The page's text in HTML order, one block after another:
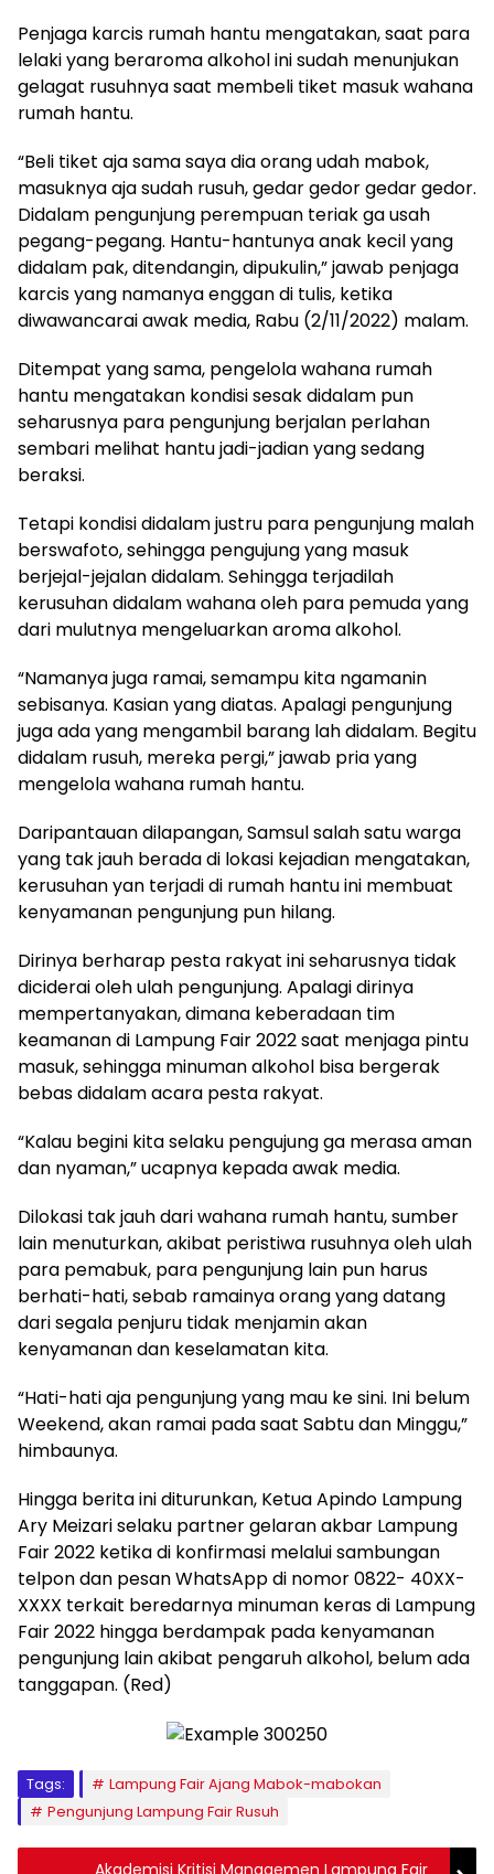
Penjaga karcis rumah hantu mengatakan, saat para
lelaki yang beraroma alkohol ini sudah menunjukan
gelagat rusuhnya saat membeli tiket masuk wahana
rumah hantu.
“Beli tiket aja sama saya dia orang udah mabok,
masuknya aja sudah rusuh, gedar gedor gedar gedor.
Didalam pengunjung perempuan teriak ga usah
pegang-pegang. Hantu-hantunya anak kecil yang
didalam pak, ditendangin, dipukulin,” jawab penjaga
karcis yang namanya enggan di tulis, ketika
diwawancarai awak media, Rabu (2/11/2022) malam.
Ditempat yang sama, pengelola wahana rumah
hantu mengatakan kondisi sesak didalam pun
seharusnya para pengunjung berjalan perlahan
sembari melihat hantu jadi-jadian yang sedang
beraksi.
Tetapi kondisi didalam justru para pengunjung malah
berswafoto, sehingga pengujung yang masuk
berjejal-jejalan didalam. Sehingga terjadilah
kerusuhan didalam wahana oleh para pemuda yang
dari mulutnya mengeluarkan aroma alkohol.
“Namanya juga ramai, semampu kita ngamanin
sebisanya. Kasian yang diatas. Apalagi pengunjung
juga ada yang mengambil barang lah didalam. Begitu
didalam rusuh, mereka pergi,” jawab pria yang
mengelola wahana rumah hantu.
Daripantauan dilapangan, Samsul salah satu warga
yang tak jauh berada di lokasi kejadian mengatakan,
kerusuhan yan terjadi di rumah hantu ini membuat
kenyamanan pengunjung pun hilang.
Dirinya berharap pesta rakyat ini seharusnya tidak
diciderai oleh ulah pengunjung. Apalagi dirinya
mempertanyakan, dimana keberadaan tim
keamanan di Lampung Fair 2022 saat menjaga pintu
masuk, sehingga minuman alkohol bisa bergerak
bebas didalam acara pesta rakyat.
“Kalau begini kita selaku pengujung ga merasa aman
dan nyaman,” ucapnya kepada awak media.
Dilokasi tak jauh dari wahana rumah hantu, sumber
lain menuturkan, akibat peristiwa rusuhnya oleh ulah
para pemabuk, para pengunjung lain pun harus
berhati-hati, sebab ramainya orang yang datang
dari segala penjuru tidak menjamin akan
kenyamanan dan keselamatan kita.
“Hati-hati aja pengunjung yang mau ke sini. Ini belum
Weekend, akan ramai pada saat Sabtu dan Minggu,”
himbaunya.
Hingga berita ini diturunkan, Ketua Apindo Lampung
Ary Meizari selaku partner gelaran akbar Lampung
Fair 2022 ketika di konfirmasi melalui sambungan
telpon dan pesan WhatsApp di nomor 0822- 40XX-
XXXX terkait beredarnya minuman keras di Lampung
Fair 2022 hingga berdampak pada kenyamanan
pengunjung lain akibat pengaruh alkohol, belum ada
tanggapan. (Red)
Tags:
Lampung Fair Ajang Mabok-mabokan
Pengunjung Lampung Fair Rusuh
Akademisi Kritisi Managemen Lampung Fair